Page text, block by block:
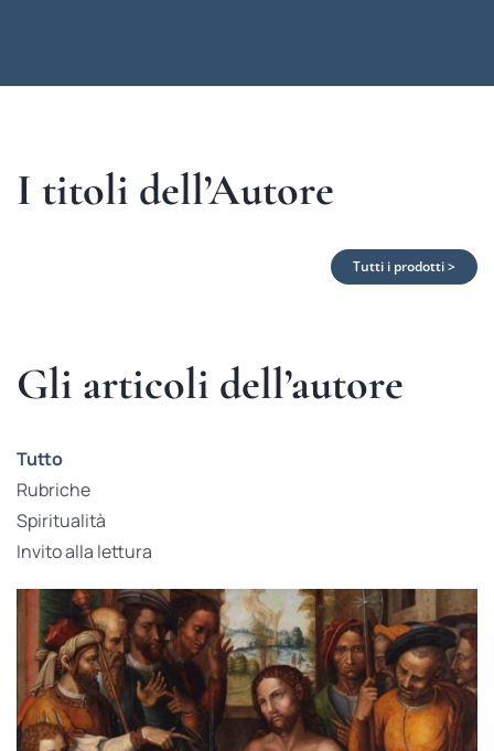
I titoli dell’Autore
Tutti i prodotti >
Gli articoli dell’autore
Tutto
Rubriche
Spiritualità
Invito alla lettura